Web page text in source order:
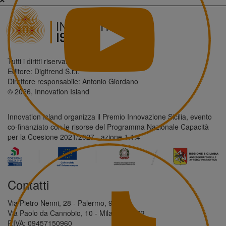
Tutti i diritti riservati.
Editore: Digitrend S.r.l.
Direttore responsabile: Antonio Giordano
© 2026, Innovation Island
Innovation Island organizza il Premio Innovazione Sicilia, evento
co-finanziato con le risorse del Programma Nazionale Capacità
per la Coesione 2021/2027 - azione 1.1.4
Contatti
Via Pietro Nenni, 28 - Palermo, 90146
Via Paolo da Cannobio, 10 - Milano, 20123
P.IVA: 09457150960